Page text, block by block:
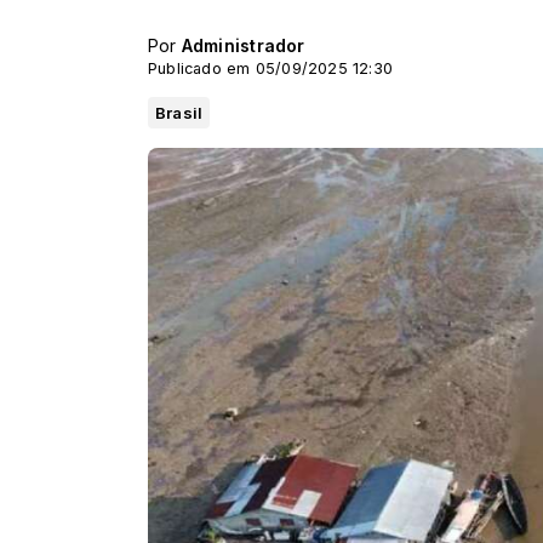
Por Administrador
Publicado em 05/09/2025 12:30
Brasil